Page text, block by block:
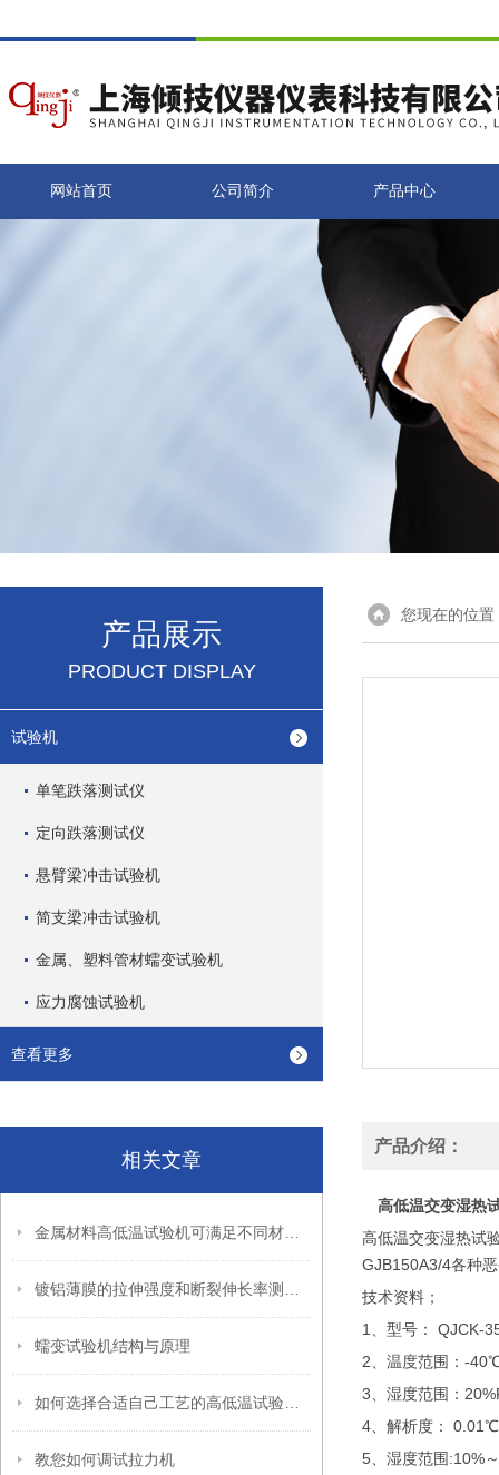
网站首页 公司简介 产品中心
产品展示
PRODUCT DISPLAY
试验机
单笔跌落测试仪
定向跌落测试仪
悬臂梁冲击试验机
简支梁冲击试验机
金属、塑料管材蠕变试验机
应力腐蚀试验机
查看更多
相关文章
蠕变试验机结构与原理
教您如何调试拉力机
您现在的位置
产品介绍：
高低温交变湿热
高低温交变湿热试
GJB150A3/4各种
技术资料；
1、型号： QJCK-
2、温度范围：-
3、湿度范围：
4、解析度：
5、湿度范围:10%